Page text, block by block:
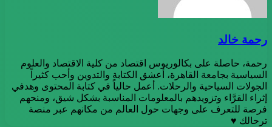
رحمة خالد
رحمة، حاصلة على بكالوريوس اقتصاد من كلية الاقتصاد والعلوم
السياسية بجامعة القاهرة، أعشق الكتابة والتدوين وأحب كثيراً
الجولات السياحية والرحلات. أعمل حالياً في كتابة المحتوى وهدفي
إثراء القرَّاء وتزويدهم بالمعلومات المناسبة بشكل شيق، ومنحهم
فرصة للتعرف على وجهات حول العالم من مكانهم عبر منصة
ترحالك ♥